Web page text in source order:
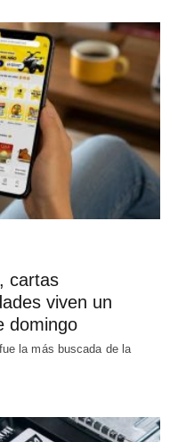
cartas
viven un
domingo
la más buscada de la